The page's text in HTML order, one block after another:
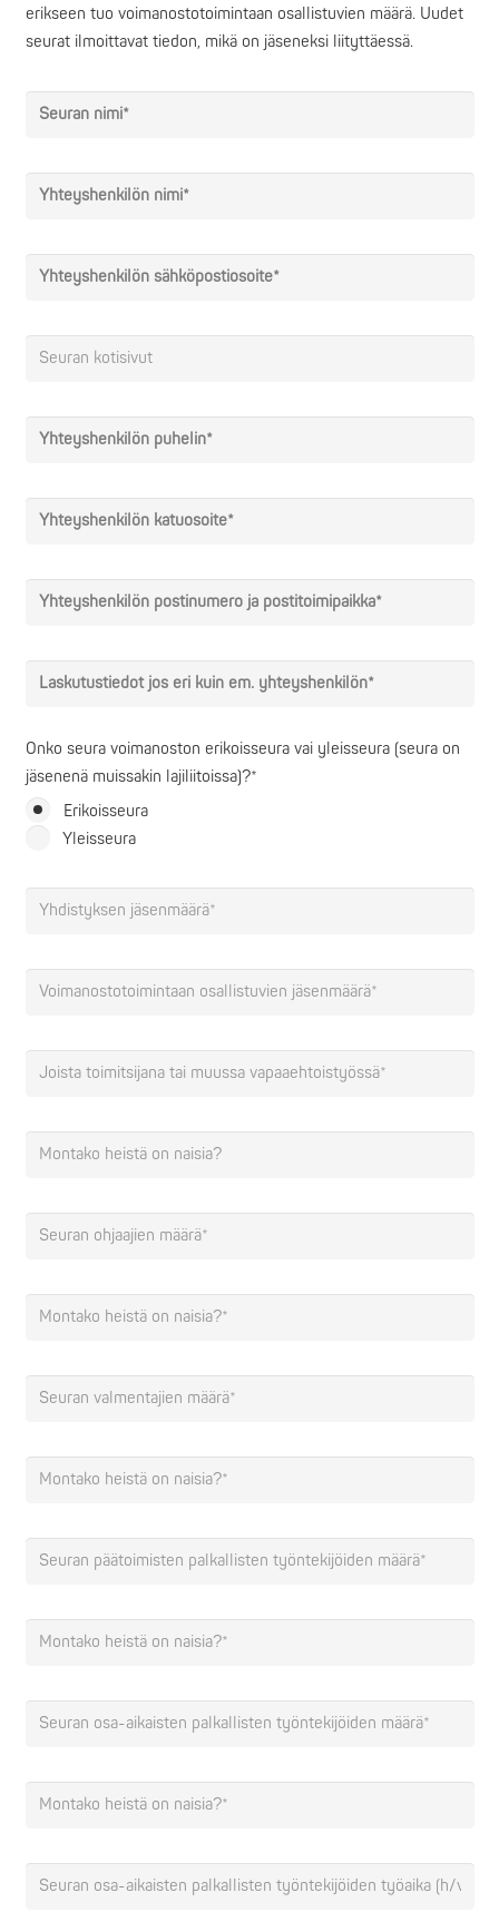
erikseen tuo voimanostotoimintaan osallistuvien määrä. Uudet
seurat ilmoittavat tiedon, mikä on jäseneksi liityttäessä.
Onko seura voimanoston erikoisseura vai yleisseura (seura on
jäsenenä muissakin lajiliitoissa)?*
Erikoisseura
Yleisseura